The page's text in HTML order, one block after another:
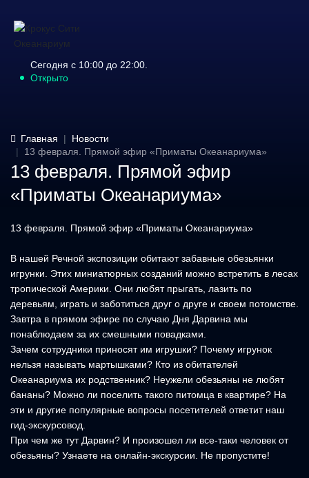
Сегодня с 10:00 до 22:00.
Открыто
Главная
Новости
13 февраля. Прямой эфир «Приматы Океанариума»
13 февраля. Прямой эфир
«Приматы Океанариума»
13 февраля. Прямой эфир «Приматы Океанариума»
В нашей Речной экспозиции обитают забавные обезьянки
игрунки. Этих миниатюрных созданий можно встретить в лесах
тропической Америки. Они любят прыгать, лазить по
деревьям, играть и заботиться друг о друге и своем потомстве.
Завтра в прямом эфире по случаю Дня Дарвина мы
понаблюдаем за их смешными повадками.
Зачем сотрудники приносят им игрушки? Почему игрунок
нельзя называть мартышками? Кто из обитателей
Океанариума их родственник? Неужели обезьяны не любят
бананы? Можно ли поселить такого питомца в квартире? На
эти и другие популярные вопросы посетителей ответит наш
гид-экскурсовод.
При чем же тут Дарвин? И произошел ли все-таки человек от
обезьяны? Узнаете на онлайн-экскурсии. Не пропустите!